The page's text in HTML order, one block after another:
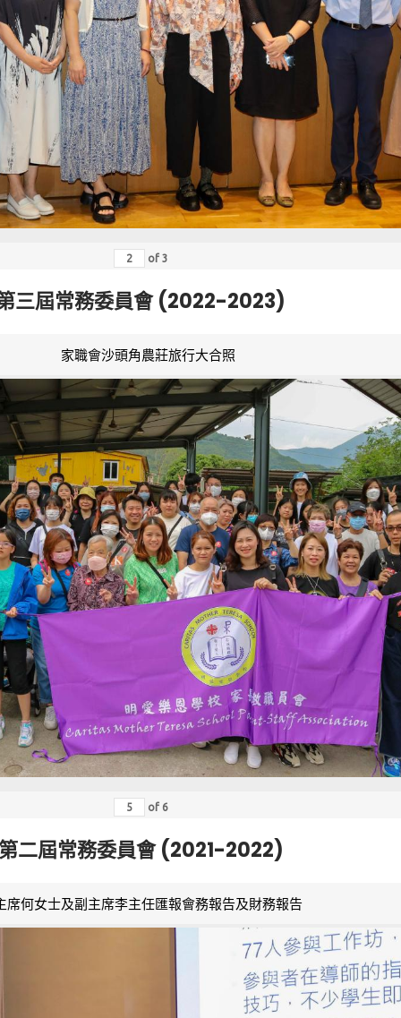
of 3
三屆常務委員會 (2022-2023)
家職會沙頭角農莊旅行大合照
of 6
二屆常務委員會 (2021-2022)
席何女士及副主席李主任匯報會務報告及財務報告